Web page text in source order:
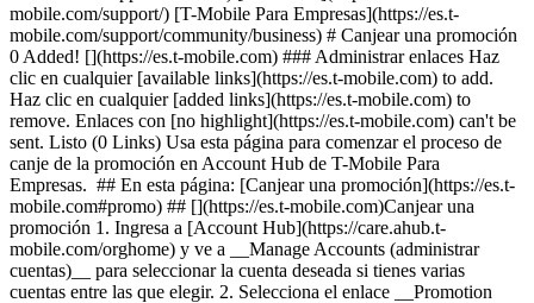
mobile.com/support/) [T-Mobile Para Empresas](https://es.t-
mobile.com/support/community/business) # Canjear una promoción
0 Added! [](https://es.t-mobile.com) ### Administrar enlaces Haz
clic en cualquier [available links](https://es.t-mobile.com) to add.
Haz clic en cualquier [added links](https://es.t-mobile.com) to
remove. Enlaces con [no highlight](https://es.t-mobile.com) can't be
sent. Listo (0 Links) Usa esta página para comenzar el proceso de
canje de la promoción en Account Hub de T-Mobile Para
Empresas. ## En esta página: [Canjear una promoción](https://es.t-
mobile.com#promo) ## [](https://es.t-mobile.com)Canjear una
promoción 1. Ingresa a [Account Hub](https://care.ahub.t-
mobile.com/orghome) y ve a __Manage Accounts (administrar
cuentas)__ para seleccionar la cuenta deseada si tienes varias
cuentas entre las que elegir. 2. Selecciona el enlace __Promotion